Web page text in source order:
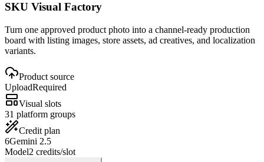
SKU Visual Factory
Turn one approved product photo into a channel-ready production
board with listing images, store assets, ad creatives, and localization
variants.
Product source
UploadRequired
Visual slots
31 platform groups
Credit plan
6Gemini 2.5
Model2 credits/slot